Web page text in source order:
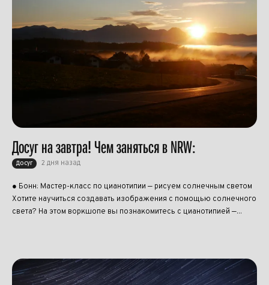
Досуг на завтра! Чем заняться в NRW:
Досуг 2 дня назад
● Бонн: Мастер-класс по цианотипии — рисуем солнечным светом
Хотите научиться создавать изображения с помощью солнечного
света? На этом воркшопе вы познакомитесь с цианотипией —...